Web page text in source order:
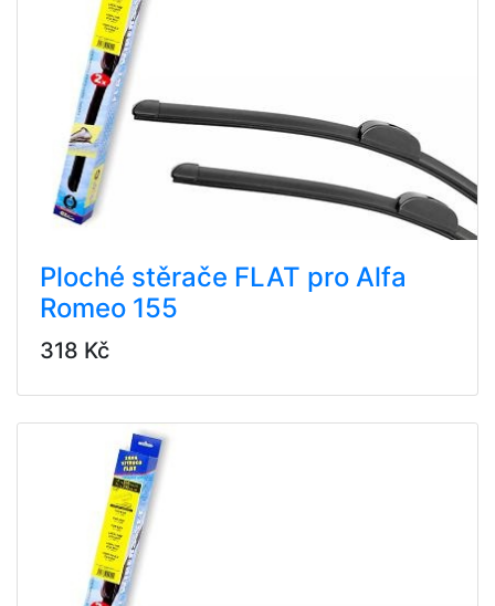
Ploché stěrače FLAT pro Alfa
Romeo 155
318 Kč